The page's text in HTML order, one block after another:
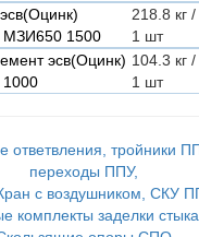
1500
218.8 кг /
1 шт
эсв(Оцинк) 104.3 кг /
1 шт
ответвления, тройники
переходы ППУ,
с воздушником, СКУ
комплекты заделки